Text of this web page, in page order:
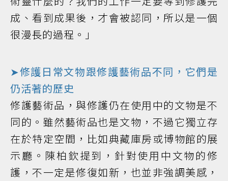
成、看到成果後，才會被認同，所以是一個
很漫長的過程。」
➤修護日常文物跟修護藝術品不同，它們是
仍活著的歷史
修護藝術品，與修護仍在使用中的文物是不
同的。雖然藝術品也是文物，不過它獨立存
在於特定空間，比如典藏庫房或博物館的展
示廳。陳柏欽提到，針對使用中文物的修
護，不一定是修復如新，也並非強調美感，